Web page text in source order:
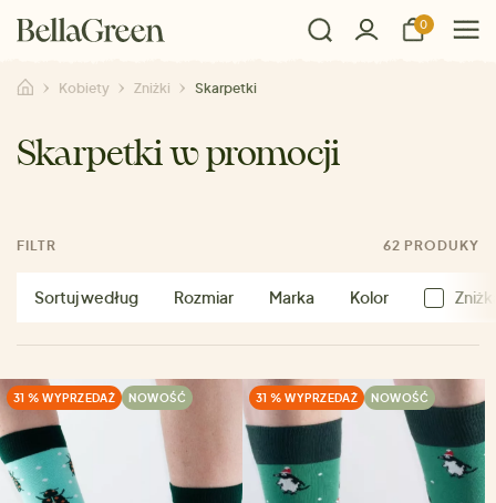
0
Kobiety Zniżki Skarpetki
Skarpetki w promocji
FILTR 62 PRODUKY
Sortuj według Rozmiar Marka Kolor
31 % WYPRZEDAŻ NOWOŚĆ 31 % WYPRZEDAŻ NOWOŚĆ